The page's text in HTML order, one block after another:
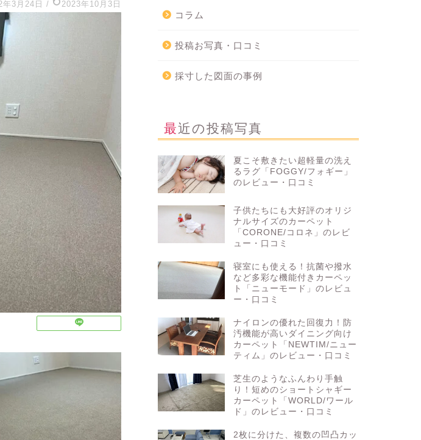
年3月24日 / 2023年10月3日
コラム
投稿お写真・口コミ
採寸した図面の事例
最近の投稿写真
夏こそ敷きたい超軽量の洗え
るラグ「FOGGY/フォギー」
のレビュー・口コミ
子供たちにも大好評のオリジ
ナルサイズのカーペット
「CORONE/コロネ」のレビ
ュー・口コミ
寝室にも使える！抗菌や撥水
など多彩な機能付きカーペッ
ト「ニューモード」のレビュ
ー・口コミ
ナイロンの優れた回復力！防
汚機能が高いダイニング向け
カーペット「NEWTIM/ニュー
ティム」のレビュー・口コミ
芝生のようなふんわり手触
り！短めのショートシャギー
カーペット「WORLD/ワール
ド」のレビュー・口コミ
2枚に分けた、複数の凹凸カッ